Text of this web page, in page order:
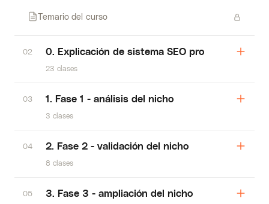
Temario del curso
02 0. Explicación de sistema SEO pro
23 clases
03 1. Fase 1 - análisis del nicho
3 clases
04 2. Fase 2 - validación del nicho
8 clases
05 3. Fase 3 - ampliación del nicho